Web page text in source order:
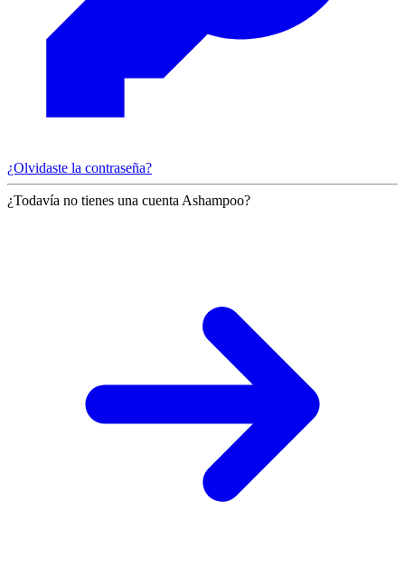
¿Olvidaste la contraseña?
¿Todavía no tienes una cuenta Ashampoo?